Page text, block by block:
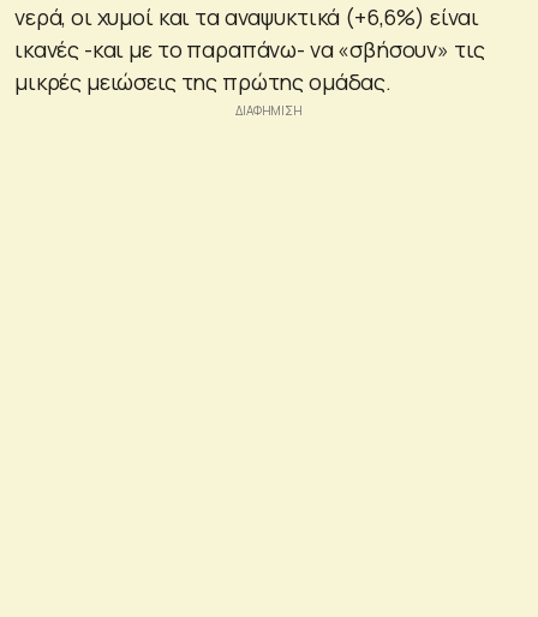
νερά, οι χυμοί και τα αναψυκτικά (+6,6%) είναι
ικανές -και με το παραπάνω- να «σβήσουν» τις
μικρές μειώσεις της πρώτης ομάδας.